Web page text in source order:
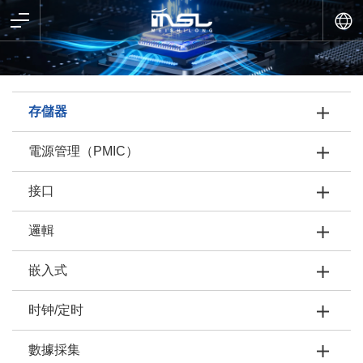
存儲器
電源管理（PMIC）
接口
邏輯
嵌入式
时钟/定时
數據採集